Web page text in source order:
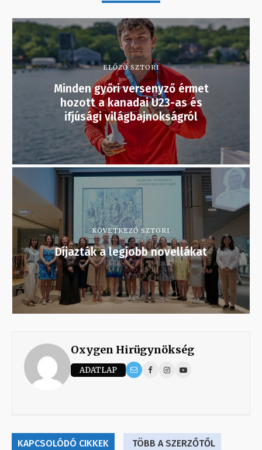
ELŐZŐ SZTORI
Minden győri versenyző érmet
hozott a kanadai U23-as és
ifjúsági világbajnokságról
KÖVETKEZŐ SZTORI
Díjazták a legjobb novellákat
Oxygen Hirügynökség
ADATLAP
KAPCSOLÓDÓ CIKKEK TÖBB A SZERZŐTŐL